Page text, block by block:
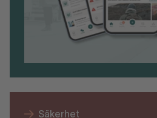
Säkerhet